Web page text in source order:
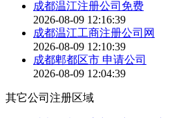
成都温江注册公司免费
2026-08-09 12:16:39
成都温江工商注册公司网
2026-08-09 12:10:39
成都郫都区市 申请公司
2026-08-09 12:04:39
其它公司注册区域